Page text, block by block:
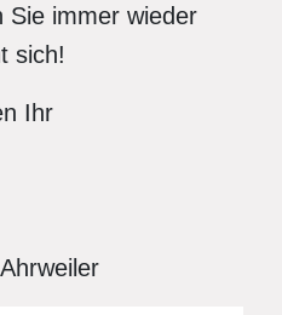
Sie immer wieder
sich!
Ihr